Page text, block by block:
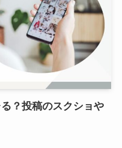
？投稿のスクショや